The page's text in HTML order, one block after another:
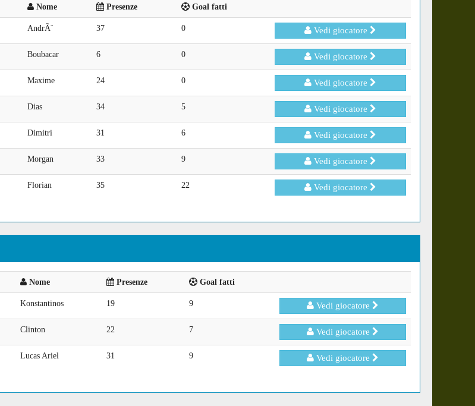
Nome Presenze Goal fatti
AndrÃ¨ 37 0 Vedi giocatore
Boubacar 6 0 Vedi giocatore
Maxime 24 0 Vedi giocatore
Dias 34 5 Vedi giocatore
Dimitri 31 6 Vedi giocatore
Morgan 33 9 Vedi giocatore
Florian 35 22 Vedi giocatore
Nome Presenze Goal fatti
Konstantinos 19 9 Vedi giocatore
Clinton 22 7 Vedi giocatore
Lucas Ariel 31 9 Vedi giocatore